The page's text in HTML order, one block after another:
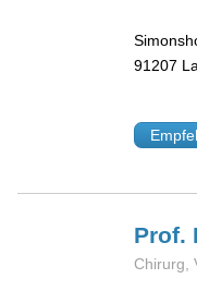
91207
Prof.
Chirurg,